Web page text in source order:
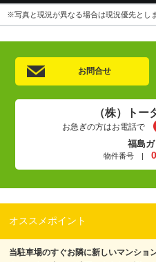
※写真と現況が異なる場合は現況優先とし
お問合せ
（株）トー
お急ぎの方はお電話で
福島
物件番号 |
オススメポイント
当駐車場のすぐお隣に新しいマンショ